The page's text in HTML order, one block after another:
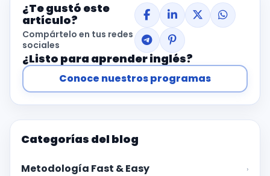
¿Te gustó este
artículo?
Compártelo en tus redes
sociales
¿Listo para aprender inglés?
Conoce nuestros programas
Categorías del blog
Metodología Fast & Easy ›